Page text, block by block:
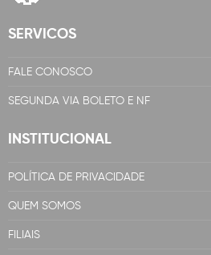
SERVICOS
FALE CONOSCO
SEGUNDA VIA BOLETO E NF
INSTITUCIONAL
POLÍTICA DE PRIVACIDADE
QUEM SOMOS
FILIAIS